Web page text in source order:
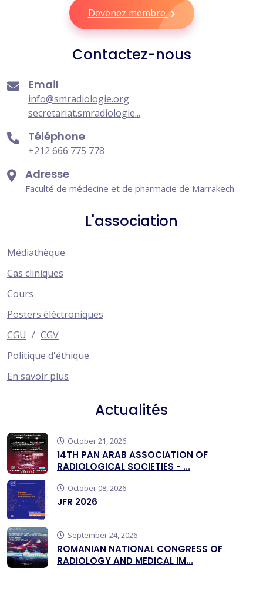
Devenez membre
Contactez-nous
Email
info@smradiologie.org
secretariat.smradiologie...
Téléphone
+212 666 775 778
Adresse
Faculté de médecine et de pharmacie de Marrakech
L'association
Médiathèque
Cas cliniques
Cours
Posters éléctroniques
CGU / CGV
Politique d'éthique
En savoir plus
Actualités
October 21, 2026
14TH PAN ARAB ASSOCIATION OF
RADIOLOGICAL SOCIETIES - ...
October 08, 2026
JFR 2026
September 24, 2026
ROMANIAN NATIONAL CONGRESS OF
RADIOLOGY AND MEDICAL IM...